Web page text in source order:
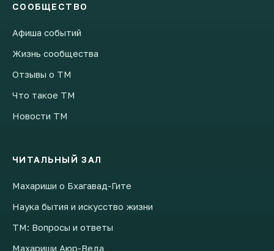
СООБЩЕСТВО
Афиша событий
Жизнь сообщества
Отзывы о ТМ
Что такое ТМ
Новости ТМ
ЧИТАЛЬНЫЙ ЗАЛ
Махариши о Бхагавад-Гите
Наука бытия и искусство жизни
ТМ: Вопросы и ответы
Махариши Аюр-Веда